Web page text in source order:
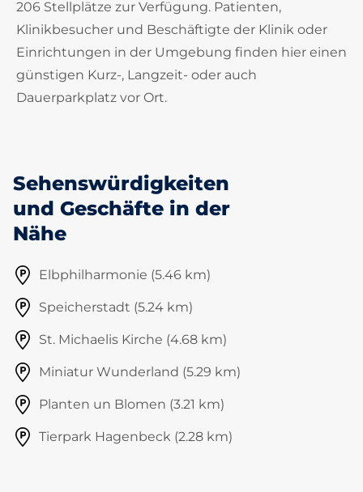
206 Stellplätze zur Verfügung. Patienten,
Klinikbesucher und Beschäftigte der Klinik oder
Einrichtungen in der Umgebung finden hier einen
günstigen Kurz-, Langzeit- oder auch
Dauerparkplatz vor Ort.
Sehenswürdigkeiten
und Geschäfte in der
Nähe
Elbphilharmonie (5.46 km)
Speicherstadt (5.24 km)
St. Michaelis Kirche (4.68 km)
Miniatur Wunderland (5.29 km)
Planten un Blomen (3.21 km)
Tierpark Hagenbeck (2.28 km)